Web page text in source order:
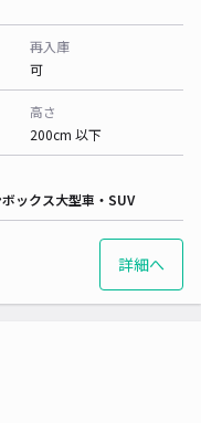
再入庫
可
高さ
200cm 以下
ックス大型車・SUV
詳細へ